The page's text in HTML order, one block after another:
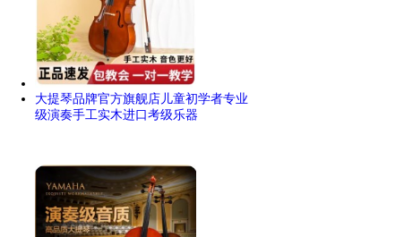
大提琴品牌官方旗舰店儿童初学者专业
级演奏手工实木进口考级乐器